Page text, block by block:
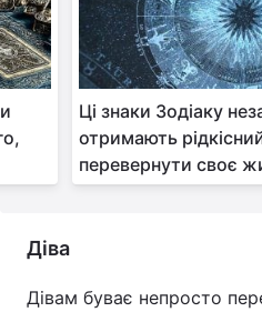
Ці знаки Зодіаку
отримають
перевернути своє
Діва
Дівам буває непросто